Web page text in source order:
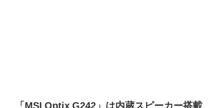
「MSI Optix G242」は内蔵スピーカー搭載